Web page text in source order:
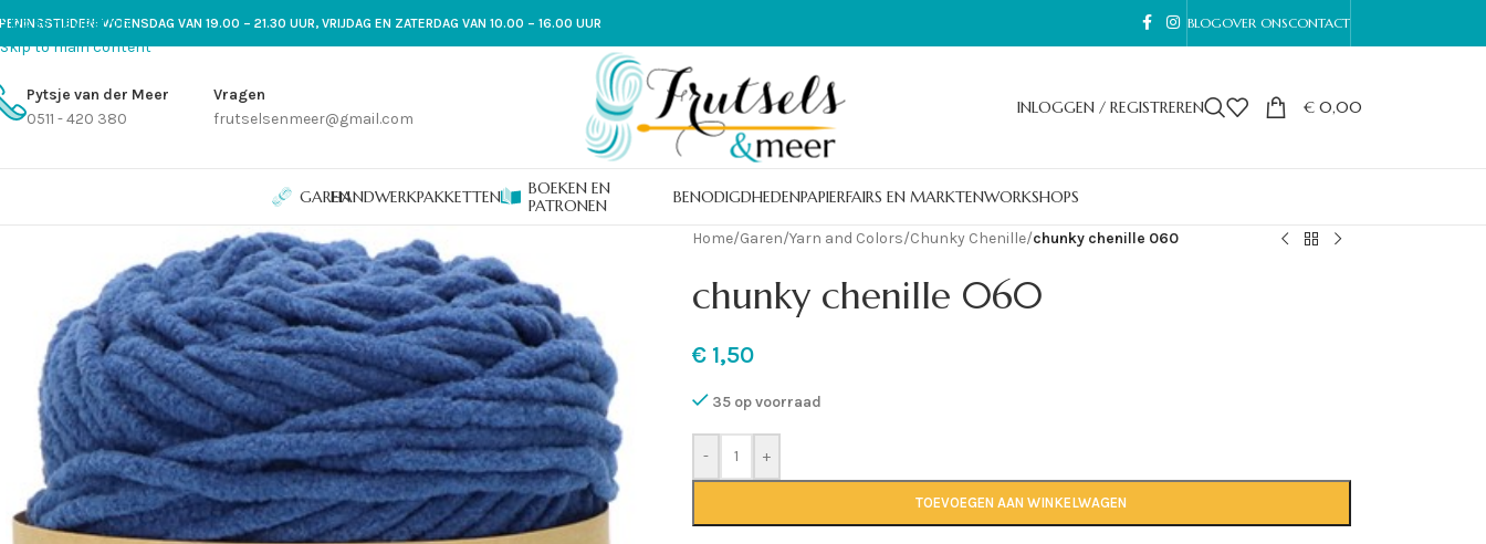
Skip to navigation
Skip to main content
WOENSDAG VAN 19.00 – 21.30 UUR, VRIJDAG EN ZATERDAG VAN 10.00 – 16.00 UUR BLOGOVER ONSCONTACT
Pytsje van der Meer
0511 - 420 380
Vragen
frutselsenmeer@gmail.com
INLOGGEN / REGISTREREN € 0,00
GARENHANDWERKPAKKETTEN
BOEKEN EN
PATRONEN
BENODIGDHEDENPAPIERFAIRS EN MARKTENWORKSHOPS
Home/Garen/Yarn and Colors/Chunky Chenille/chunky chenille 060
chunky chenille 060
€1,50
35 op voorraad
- +
TOEVOEGEN AAN WINKELWAGEN